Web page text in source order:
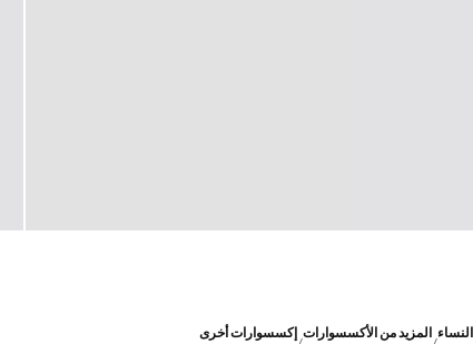
النساء المزيد من الأكسسوارات إكسسوارات أخرى